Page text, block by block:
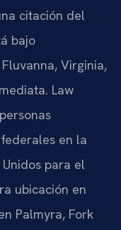
citación del
bajo
Virginia,
Law
en la
para el
ubicación en
Palmyra, Fork